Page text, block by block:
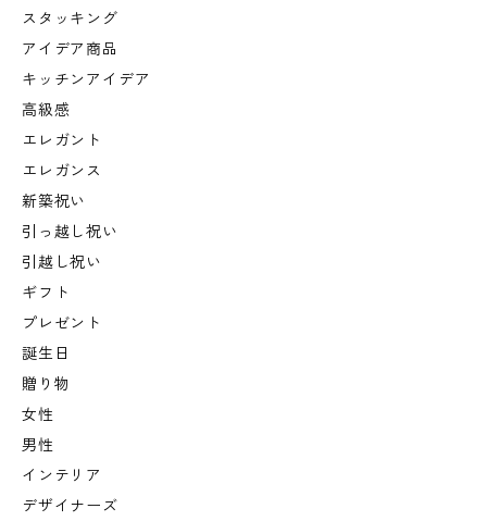
スタッキング
アイデア商品
キッチンアイデア
高級感
エレガント
エレガンス
新築祝い
引っ越し祝い
引越し祝い
ギフト
プレゼント
誕生日
贈り物
女性
男性
インテリア
デザイナーズ